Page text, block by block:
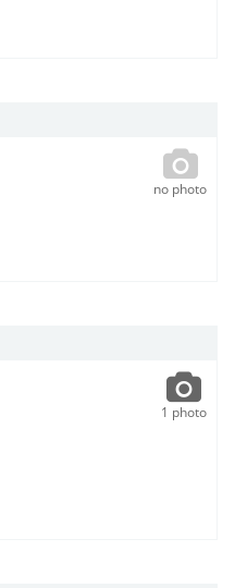
no photo
1 photo